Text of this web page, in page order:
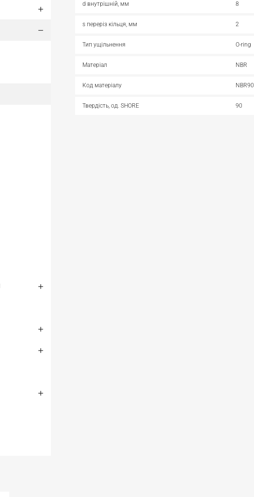
d внутрішній, мм 8
s переріз кільця, мм 2
Тип ущільнення O-ring
Матеріал NBR
Код матеріалу NBR90
Твердість, од. SHORE 90